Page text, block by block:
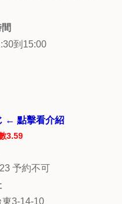
到15:00
← 點擊看介紹
3.59
予約不可
3-14-10